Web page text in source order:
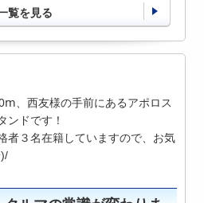
覧を見る
、西友様の手前にあるアポロス
ンドです！
者３名在籍していますので、お気